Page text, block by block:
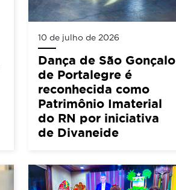
10 de julho de 2026
Dança de São Gonçalo
de Portalegre é
reconhecida como
Patrimônio Imaterial
do RN por iniciativa
de Divaneide